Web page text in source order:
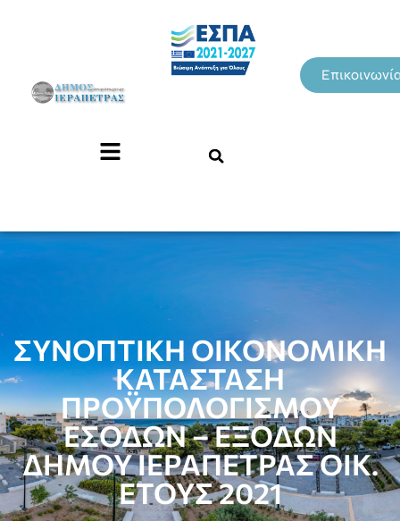
ΣΥΝΟΠΤΙΚΗ ΟΙΚΟΝΟΜΙΚΗ
ΚΑΤΑΣΤΑΣΗ
ΠΡΟΫΠΟΛΟΓΙΣΜΟΥ
ΕΣΟΔΩΝ – ΕΞΟΔΩΝ
ΔΗΜΟΥ ΙΕΡΑΠΕΤΡΑΣ ΟΙΚ.
ΕΤΟΥΣ 2021